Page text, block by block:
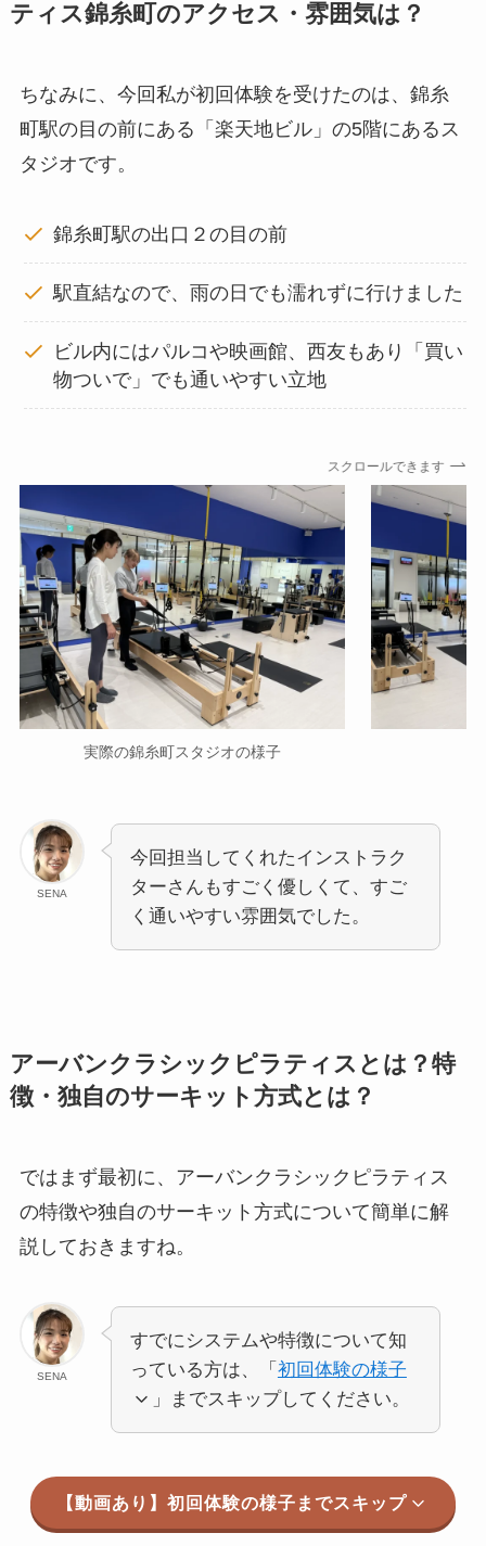
ティス錦糸町のアクセス・雰囲気は？
ちなみに、今回私が初回体験を受けたのは、錦糸
町駅の目の前にある「楽天地ビル」の5階にあるス
タジオです。
錦糸町駅の出口２の目の前
駅直結なので、雨の日でも濡れずに行けました
ビル内にはパルコや映画館、西友もあり「買い
物ついで」でも通いやすい立地
スクロールできます
実際の錦糸町スタジオの様子
SENA
今回担当してくれたインストラク
ターさんもすごく優しくて、すご
く通いやすい雰囲気でした。
アーバンクラシックピラティスとは？特
徴・独自のサーキット方式とは？
ではまず最初に、アーバンクラシックピラティス
の特徴や独自のサーキット方式について簡単に解
説しておきますね。
SENA
すでにシステムや特徴について知
っている方は、「 初回体験の様子
」までスキップしてください。
【動画あり】初回体験の様子までスキップ